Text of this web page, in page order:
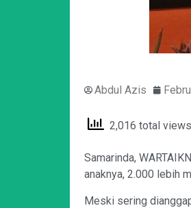
Abdul Azis
2,016 total
Samarinda,
anaknya, 2.000 lebih
Meski sering